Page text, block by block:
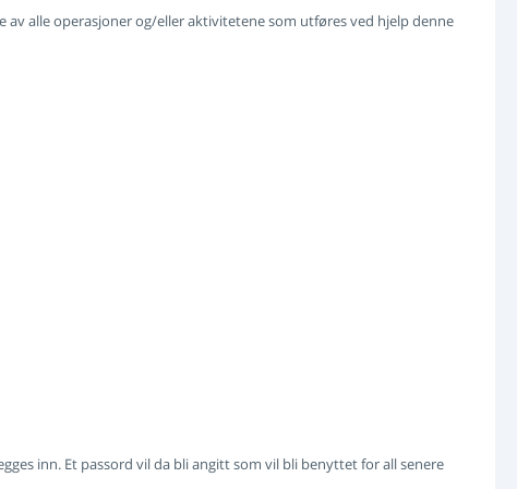
alle operasjoner og/eller aktivitetene som utføres ved hjelp denne
inn. Et passord vil da bli angitt som vil bli benyttet for all senere